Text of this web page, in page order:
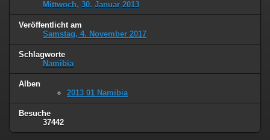
Mittwoch, 30. Januar 2013
Veröffentlicht am
Samstag, 4. November 2017
Schlagworte
Namibia
Alben
2013 01 Namibia
Besuche
37442